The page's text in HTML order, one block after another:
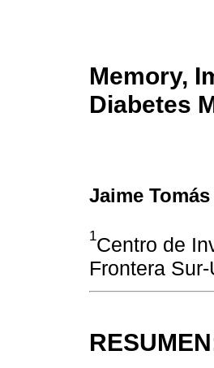
Memory,
Diabetes
Jaime
1Centro de
Frontera